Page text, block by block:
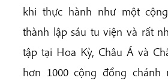
khi thực hành như một
thành lập sáu tu viện và rất
tập tại Hoa Kỳ, Châu Á và
hơn 1000 cộng đồng chánh